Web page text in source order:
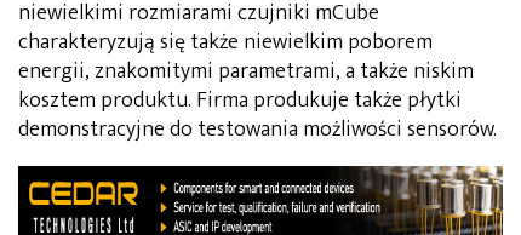
niewielkimi rozmiarami czujniki mCube
charakteryzują się także niewielkim poborem
energii, znakomitymi parametrami, a także niskim
kosztem produktu. Firma produkuje także płytki
demonstracyjne do testowania możliwości sensorów.